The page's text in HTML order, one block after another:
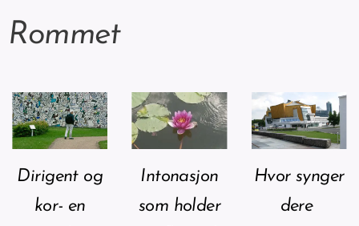
Rommet
Dirigent og
kor- en
Intonasjon
som holder
Hvor synger
dere